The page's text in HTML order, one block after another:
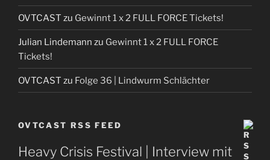
OVTCAST zu Gewinnt 1 x 2 FULL FORCE Tickets!
Julian Lindemann zu Gewinnt 1 x 2 FULL FORCE
Tickets!
OVTCAST zu Folge 36 | Lindwurm Schlächter
OVTCAST RSS FEED
Heavy Crisis Festival | Interview mit